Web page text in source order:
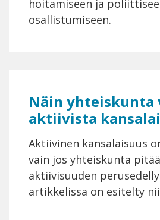
hoitamiseen ja
osallistumiseen.
Näin yhteiskunta
aktiivista
Aktiivinen kansalaisuus
vain jos yhteiskunta
aktiivisuuden
artikkelissa on esitelty